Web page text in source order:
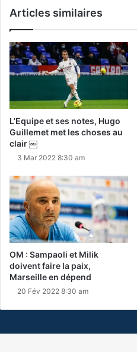
Articles similaires
L’Equipe et ses notes, Hugo
Guillemet met les choses au
clair ￼
3 Mar 2022 8:30 am
OM : Sampaoli et Milik
doivent faire la paix,
Marseille en dépend
20 Fév 2022 8:30 am